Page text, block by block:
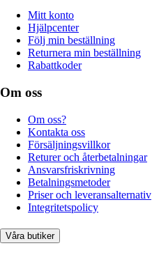
Mitt konto
Hjälpcenter
Följ min beställning
Returnera min beställning
Rabattkoder
Om oss
Om oss?
Kontakta oss
Försäljningsvillkor
Returer och återbetalningar
Ansvarsfriskrivning
Betalningsmetoder
Priser och leveransalternativ
Integritetspolicy
Våra butiker